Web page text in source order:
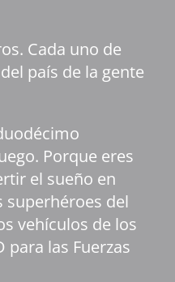
Cada uno de
país de la gente
Porque eres
el sueño en
superhéroes del
vehículos de los
para las Fuerzas